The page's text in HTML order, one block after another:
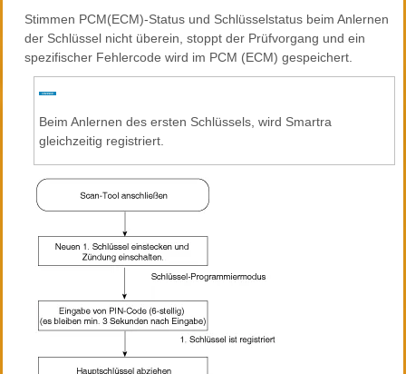
Stimmen PCM(ECM)-Status und Schlüsselstatus beim Anlernen
der Schlüssel nicht überein, stoppt der Prüfvorgang und ein
spezifischer Fehlercode wird im PCM (ECM) gespeichert.
Beim Anlernen des ersten Schlüssels, wird Smartra
gleichzeitig registriert.